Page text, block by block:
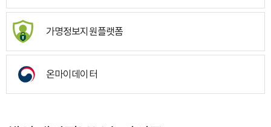
가명정보지원플랫폼
온마이데이터